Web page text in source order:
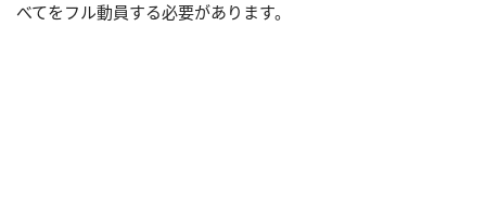
べてをフル動員する必要があります。